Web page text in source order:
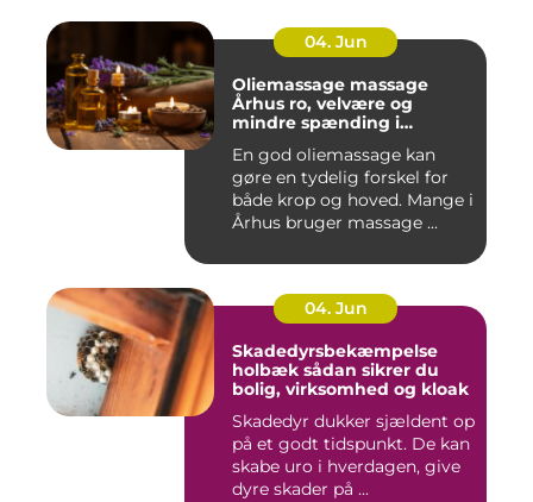
04. Jun
Oliemassage massage
Århus ro, velvære og
mindre spænding i
En god oliemassage kan
gøre en tydelig forskel for
både krop og hoved. Mange i
Århus bruger massage ...
04. Jun
Skadedyrsbekæmpelse
holbæk sådan sikrer du
bolig, virksomhed og kloak
Skadedyr dukker sjældent op
på et godt tidspunkt. De kan
skabe uro i hverdagen, give
dyre skader på ...